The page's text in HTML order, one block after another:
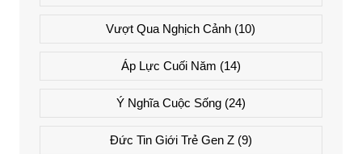
Vượt Qua Nghịch Cảnh (10)
Áp Lực Cuối Năm (14)
Ý Nghĩa Cuộc Sống(24)
Đức Tin Giới Trẻ Gen Z(9)